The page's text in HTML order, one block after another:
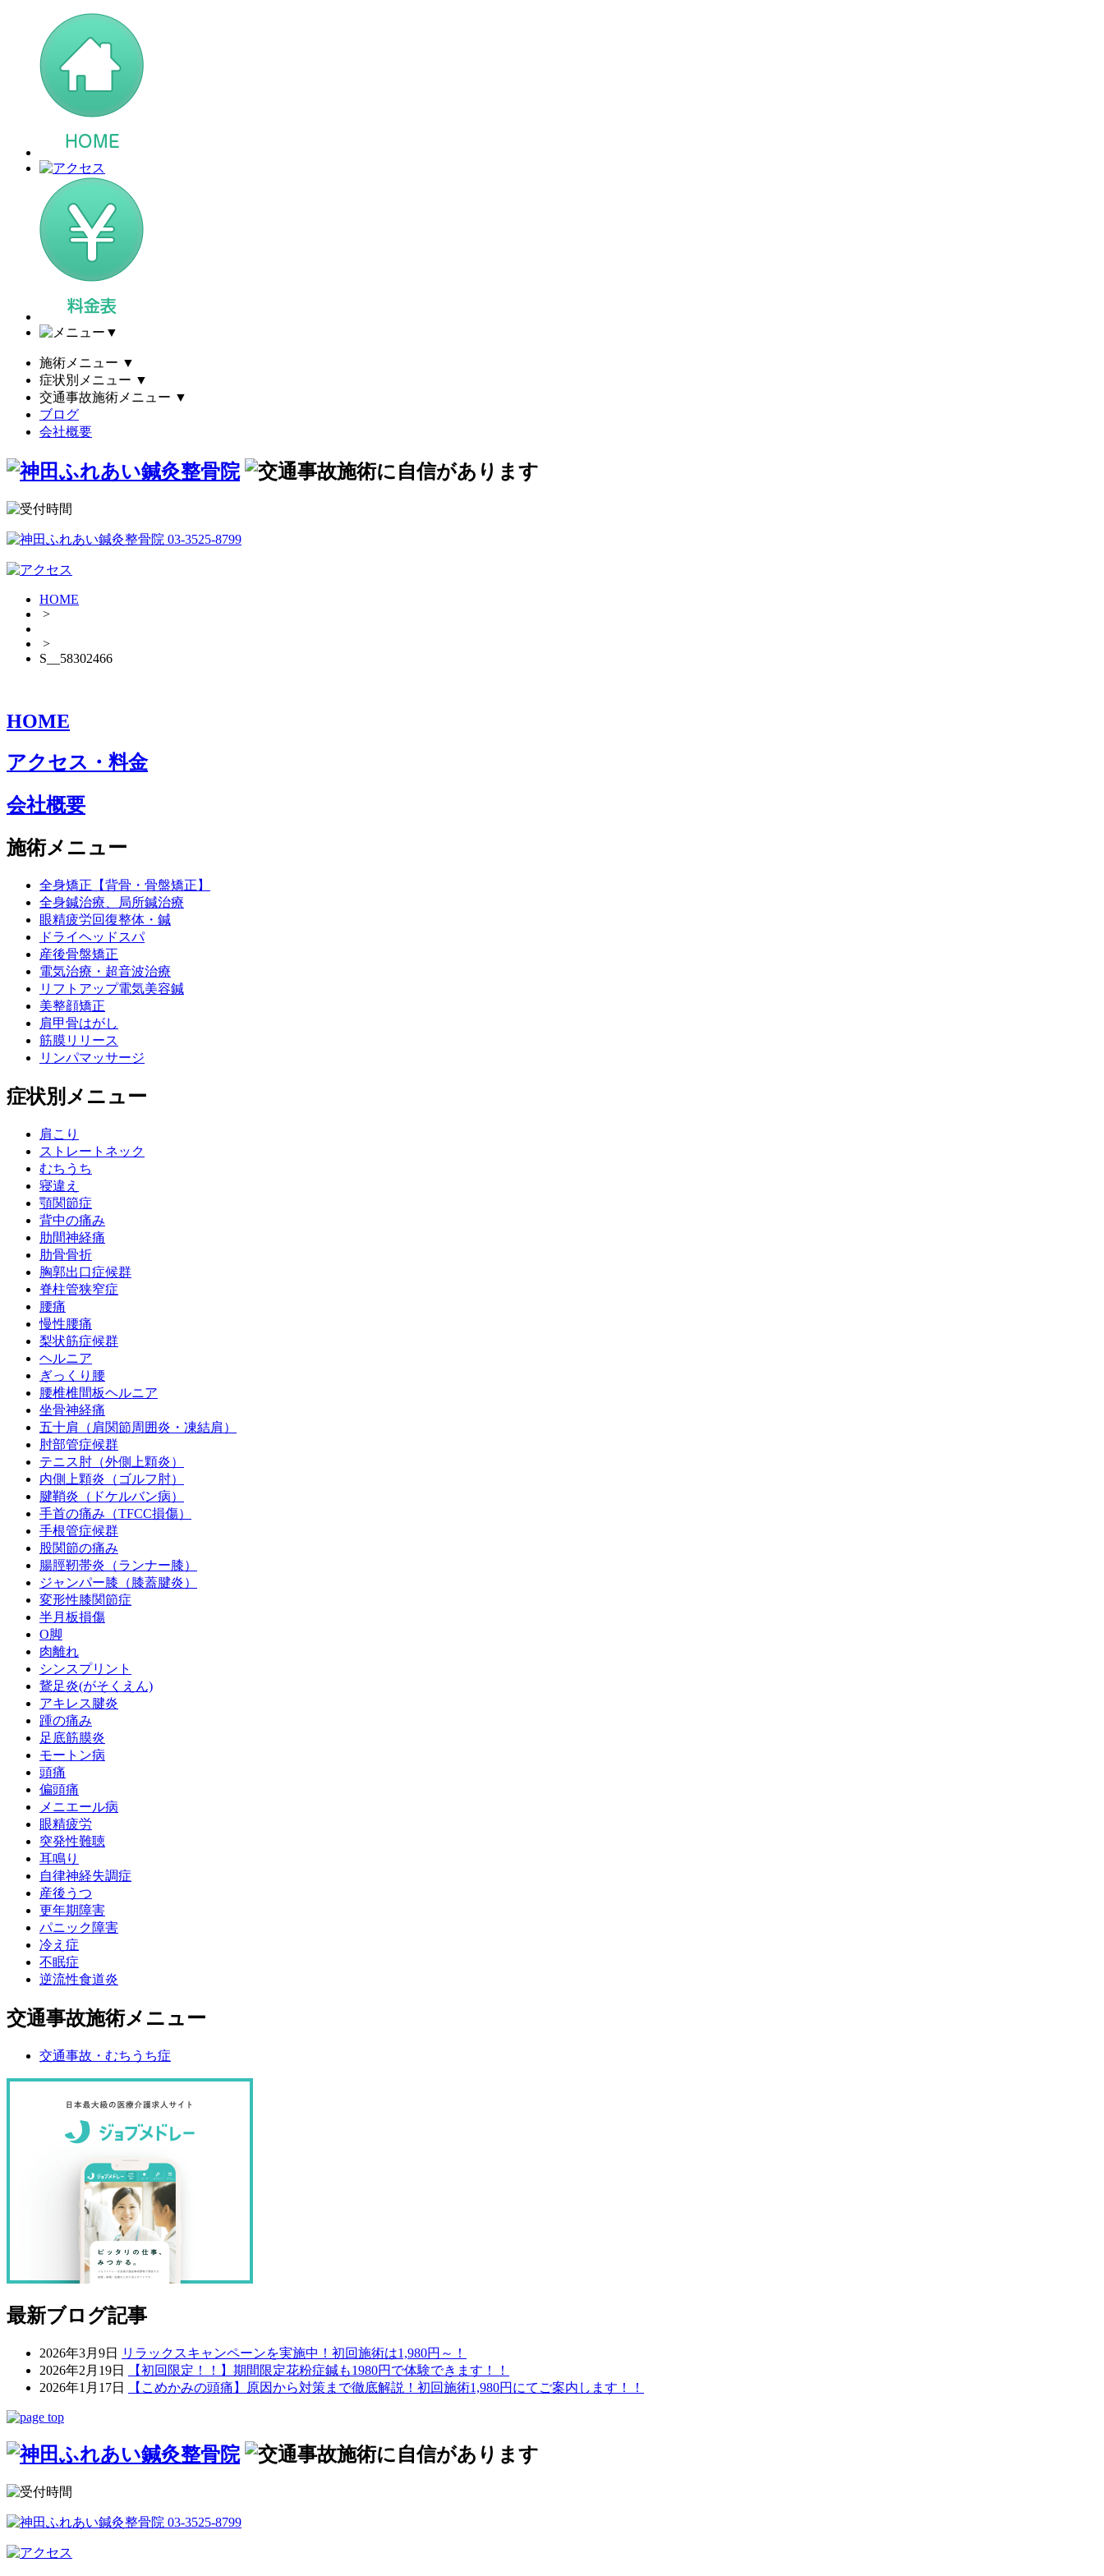
▼
施術メニュー ▼
症状別メニュー ▼
交通事故施術メニュー ▼
ブログ
会社概要
HOME
>
>
S__58302466
HOME
アクセス・料金
会社概要
施術メニュー
全身矯正【背骨・骨盤矯正】
全身鍼治療、局所鍼治療
眼精疲労回復整体・鍼
ドライヘッドスパ
産後骨盤矯正
電気治療・超音波治療
リフトアップ電気美容鍼
美整顔矯正
肩甲骨はがし
筋膜リリース
リンパマッサージ
症状別メニュー
肩こり
ストレートネック
むちうち
寝違え
顎関節症
背中の痛み
肋間神経痛
肋骨骨折
胸郭出口症候群
脊柱管狭窄症
腰痛
慢性腰痛
梨状筋症候群
ヘルニア
ぎっくり腰
腰椎椎間板ヘルニア
坐骨神経痛
五十肩（肩関節周囲炎・凍結肩）
肘部管症候群
テニス肘（外側上顆炎）
内側上顆炎（ゴルフ肘）
腱鞘炎（ドケルバン病）
手首の痛み（TFCC損傷）
手根管症候群
股関節の痛み
腸脛靭帯炎（ランナー膝）
ジャンパー膝（膝蓋腱炎）
変形性膝関節症
半月板損傷
O脚
肉離れ
シンスプリント
鵞足炎(がそくえん)
アキレス腱炎
踵の痛み
足底筋膜炎
モートン病
頭痛
偏頭痛
メニエール病
眼精疲労
突発性難聴
耳鳴り
自律神経失調症
産後うつ
更年期障害
パニック障害
冷え症
不眠症
逆流性食道炎
交通事故施術メニュー
交通事故・むちうち症
最新ブログ記事
2026年3月9日
リラックスキャンペーンを実施中！初回施術は1,980円～！
2026年2月19日
【初回限定！！】期間限定花粉症鍼も1980円で体験できます！！
2026年1月17日
【こめかみの頭痛】原因から対策まで徹底解説！初回施術1,980円にてご案内します！！